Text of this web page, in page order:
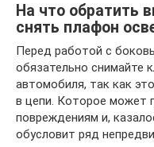
На что обратить
снять плафон
Перед работой с
обязательно снимайте
автомобиля, так как
в цепи. Которое может
повреждениям и,
обусловит ряд